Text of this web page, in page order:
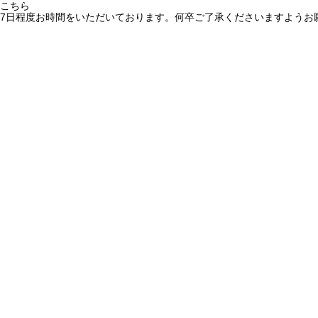
ちら
程度お時間をいただいております。何卒ご了承くださいますようお